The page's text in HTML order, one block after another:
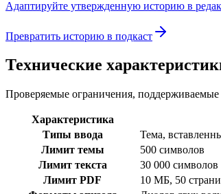
Адаптируйте утвержденную историю в
Превратить историю в подкаст
Технические
Проверяемые ограничения,
Характеристика
Типы ввода
Тема,
Лимит темы
500 символов
Лимит текста
30 000 символов
Лимит PDF
10 МБ, 50